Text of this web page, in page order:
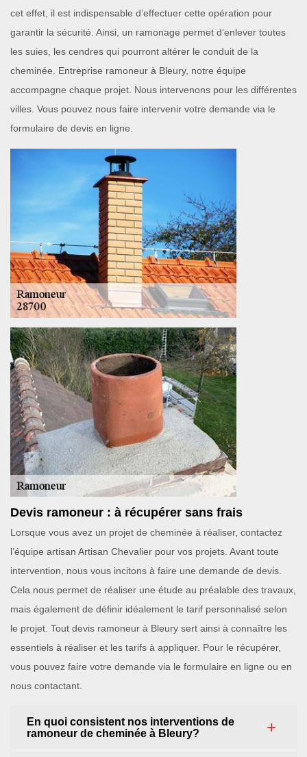
cet effet, il est indispensable d’effectuer cette opération pour
garantir la sécurité. Ainsi, un ramonage permet d’enlever toutes
les suies, les cendres qui pourront altérer le conduit de la
cheminée. Entreprise ramoneur à Bleury, notre équipe
accompagne chaque projet. Nous intervenons pour les différentes
villes. Vous pouvez nous faire intervenir votre demande via le
formulaire de devis en ligne.
Devis ramoneur : à récupérer sans frais
Lorsque vous avez un projet de cheminée à réaliser, contactez
l’équipe artisan Artisan Chevalier pour vos projets. Avant toute
intervention, nous vous incitons à faire une demande de devis.
Cela nous permet de réaliser une étude au préalable des travaux,
mais également de définir idéalement le tarif personnalisé selon
le projet. Tout devis ramoneur à Bleury sert ainsi à connaître les
essentiels à réaliser et les tarifs à appliquer. Pour le récupérer,
vous pouvez faire votre demande via le formulaire en ligne ou en
nous contactant.
En quoi consistent nos interventions de
ramoneur de cheminée à Bleury?